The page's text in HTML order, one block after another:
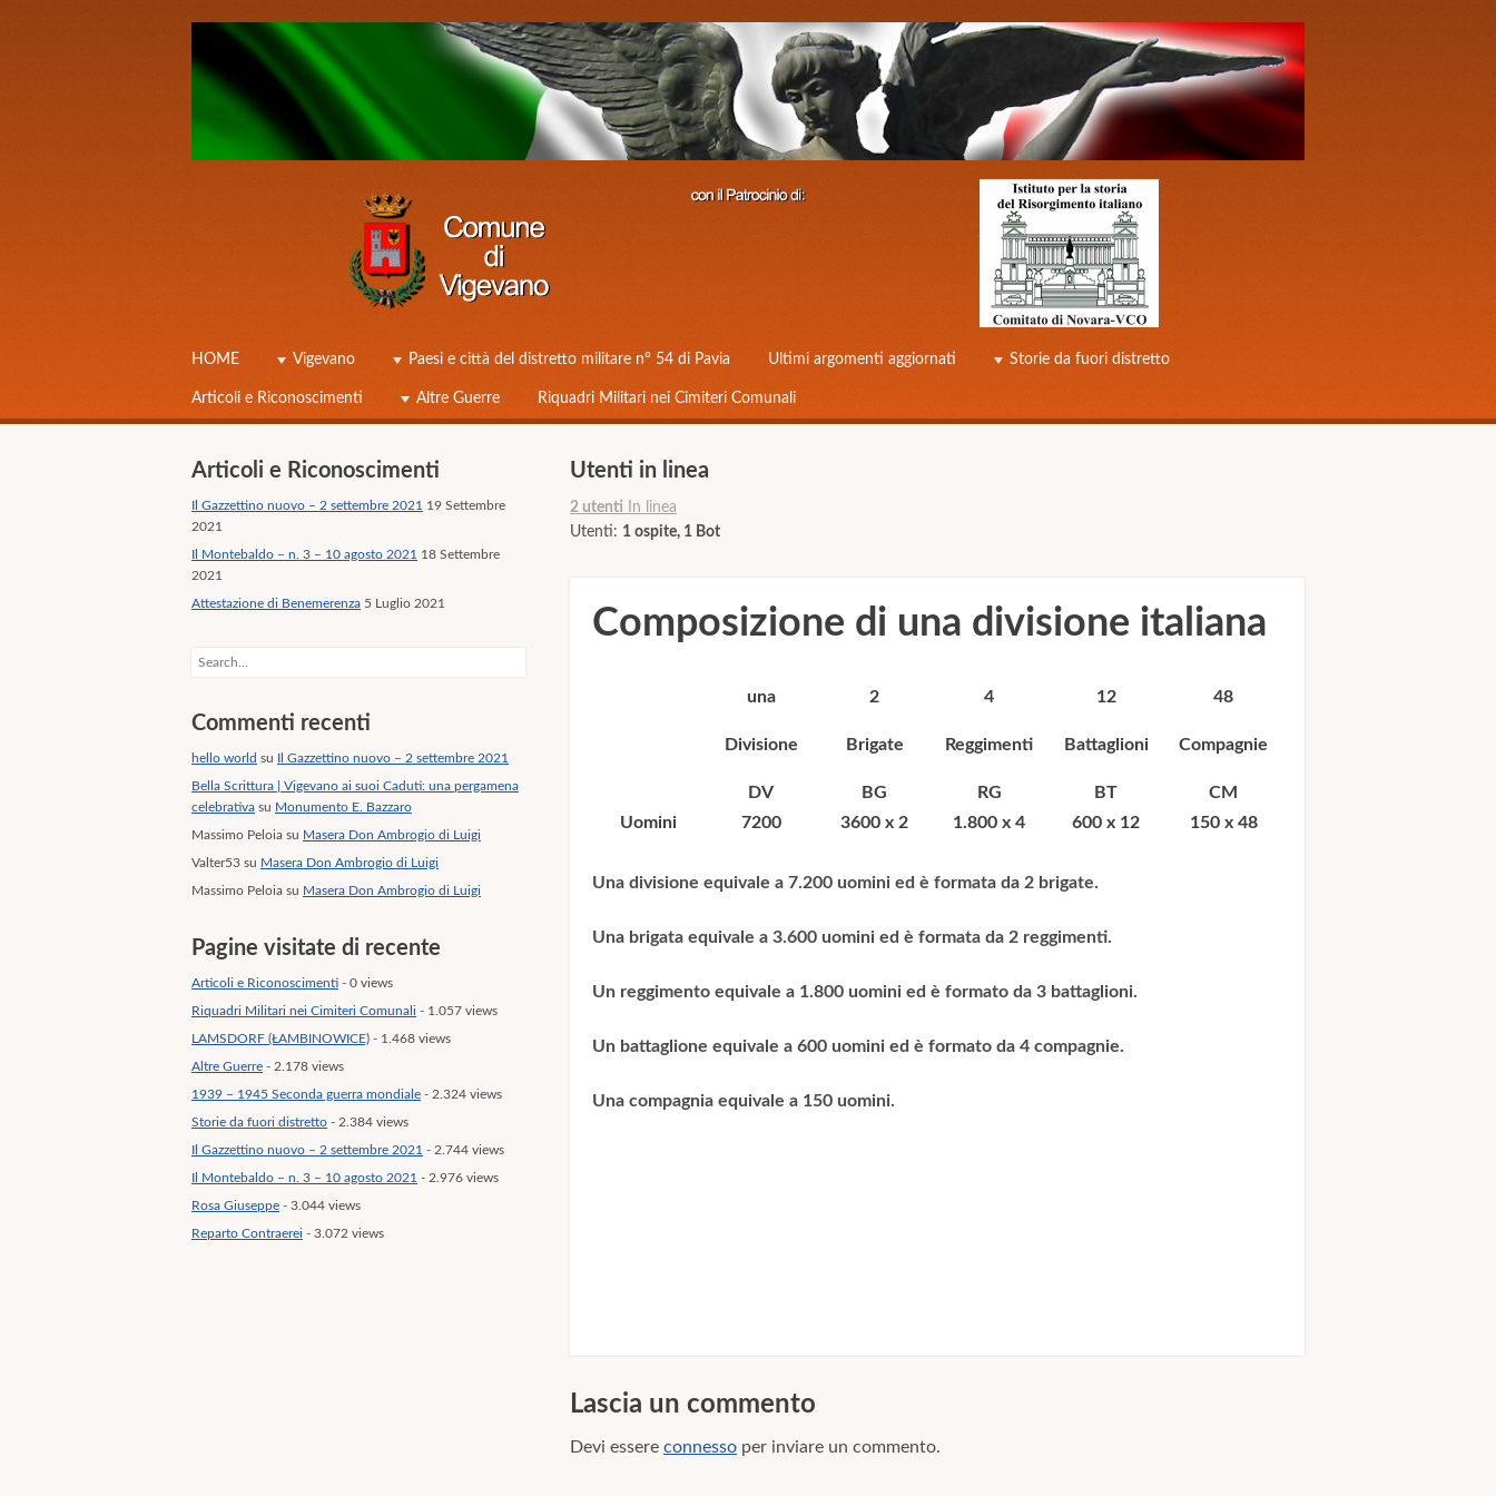
☰Menu
Skip to content
HOME Vigevano Paesi e città del distretto militare n° 54 di Pavia Ultimi argomenti aggiornati Storie da fuori distretto
Articoli e Riconoscimenti Altre Guerre Riquadri Militari nei Cimiteri Comunali
Utenti in linea
2 utenti In linea
Utenti: 1 ospite, 1 Bot
Composizione di una divisione italiana
una
Divisione
DV
2
Brigate
BG
4
Reggimenti
RG
12
Battaglioni
BT
48
Compagnie
CM
Uomini
7200 3600 x 2 1.800 x 4 600 x 12 150 x 48
Una divisione equivale a 7.200 uomini ed è formata da 2 brigate.
Una brigata equivale a 3.600 uomini ed è formata da 2 reggimenti.
Un reggimento equivale a 1.800 uomini ed è formato da 3 battaglioni.
Un battaglione equivale a 600 uomini ed è formato da 4 compagnie.
Una compagnia equivale a 150 uomini.
Lascia un commento
Devi essere connesso per inviare un commento.
Articoli e Riconoscimenti
Il Gazzettino nuovo – 2 settembre 2021 19 Settembre
2021
Il Montebaldo – n. 3 – 10 agosto 2021 18 Settembre
2021
Attestazione di Benemerenza 5 Luglio 2021
Search
Commenti recenti
hello world su Il Gazzettino nuovo – 2 settembre 2021
Bella Scrittura | Vigevano ai suoi Caduti: una pergamena
celebrativa su Monumento E. Bazzaro
Massimo Peloia su Masera Don Ambrogio di Luigi
Valter53 su Masera Don Ambrogio di Luigi
Massimo Peloia su Masera Don Ambrogio di Luigi
Pagine visitate di recente
Articoli e Riconoscimenti - 0 views
Riquadri Militari nei Cimiteri Comunali - 1.057 views
LAMSDORF (ŁAMBINOWICE) - 1.468 views
Altre Guerre - 2.178 views
1939 – 1945 Seconda guerra mondiale - 2.324 views
Storie da fuori distretto - 2.384 views
Il Gazzettino nuovo – 2 settembre 2021 - 2.744 views
Il Montebaldo – n. 3 – 10 agosto 2021 - 2.976 views
Rosa Giuseppe - 3.044 views
Reparto Contraerei - 3.072 views